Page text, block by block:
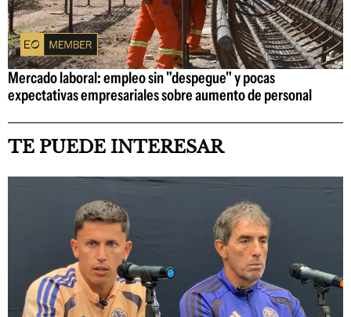
Mercado laboral: empleo sin "despegue" y pocas
expectativas empresariales sobre aumento de personal
TE PUEDE INTERESAR